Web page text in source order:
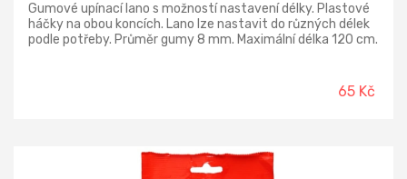
Gumové upínací lano s možností nastavení délky. Plastové
háčky na obou koncích. Lano lze nastavit do různých délek
podle potřeby. Průměr gumy 8 mm. Maximální délka 120 cm.
65 Kč